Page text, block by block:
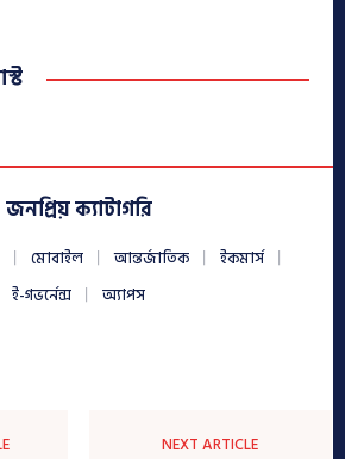
জনপ্রিয় ক্যাটাগরি
মোবাইল আন্তর্জাতিক
ইকমার্স
ই-গভর্নেন্স
অ্যাপস
NEXT ARTICLE